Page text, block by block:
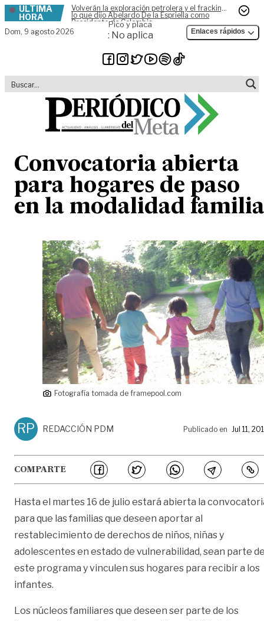
Skip to content
ÚLTIMA
HORA
Volverán la exploración petrolera y el fracking,
lo que dijo Abelardo De la Espriella como
Presidente de Colombia
Dom, 9 agosto 2026
Pico y placa
: No aplica Enlaces rápidos
Convocatoria abierta
para hogares de paso
en la modalidad familia
Fotografía tomada de framepool.com
RP REDACCIÓN PDM Publicado en Jul 11,
COMPARTE
Hasta el martes 16 de julio estará abierta la
para que las familias que deseen aportar al
restablecimiento de derechos de niños, niñas y
adolescentes en estado de vulnerabilidad, sean parte
este programa y vinculen sus hogares para recibir a los
infantes.
Los núcleos familiares que deseen ser parte de los